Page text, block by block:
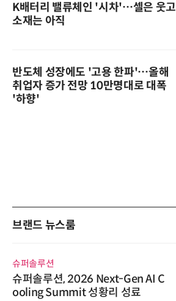
K배터리 밸류체인 '시차'…셀은 웃고
소재는 아직
반도체 성장에도 '고용 한파'…올해
취업자 증가 전망 10만명대로 대폭
'하향'
브랜드 뉴스룸
슈퍼솔루션
슈퍼솔루션, 2026 Next-Gen AI C
ooling Summit 성황리 성료